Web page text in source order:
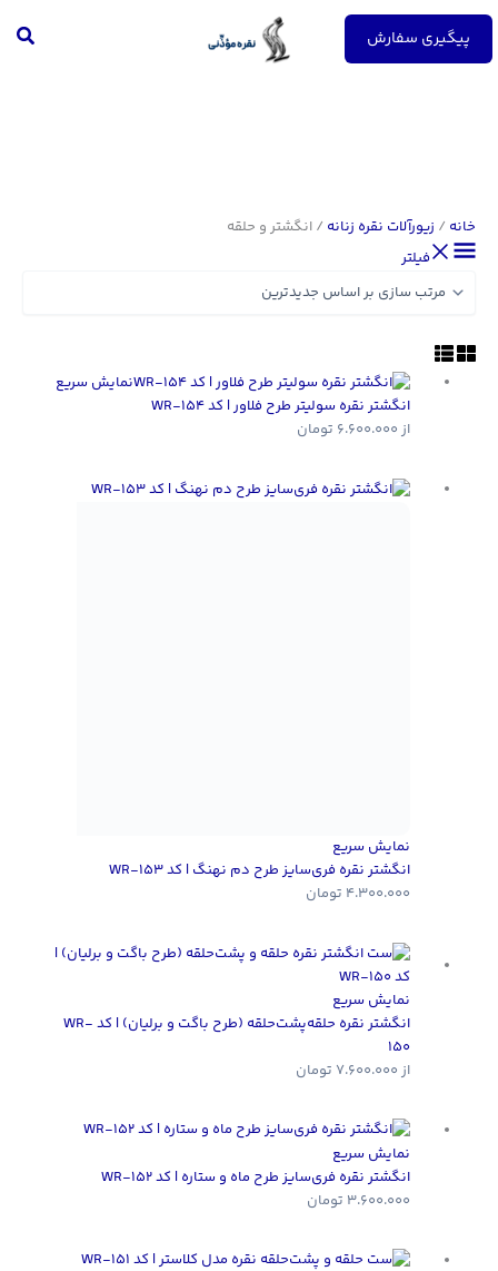
پرش
محتوا
پیگیری سفارش
خانه / زیورآلات نقره زنانه / انگشتر و حلقه
فیلتر
نمایش سریع
انگشتر نقره سولیتر طرح فلاور | کد WR-154
از 6.600.000 تومان
نمایش سریع
انگشتر نقره فری‌سایز طرح دم نهنگ | کد WR-153
4.300.000 تومان
نمایش سریع
انگشتر نقره حلقه‌پشت‌حلقه (طرح باگت و برلیان) | کد WR-
150
از 7.600.000 تومان
نمایش سریع
انگشتر نقره فری‌سایز طرح ماه و ستاره | کد WR-152
3.600.000 تومان